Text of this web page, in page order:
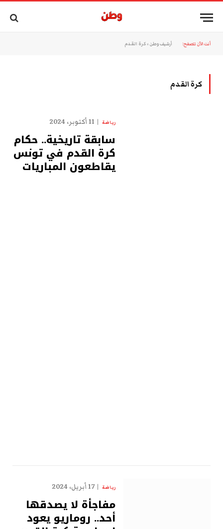
أنت الآن تتصفح: أرشيف وطن »كرة القدم
كرة القدم
رياضة 11 أكتوبر، 2024
سابقة تاريخية.. حكام
كرة القدم في تونس
يقاطعون المباريات
رياضة 17 أبريل، 2024
مفاجأة لا يصدقها
أحد.. روماريو يعود